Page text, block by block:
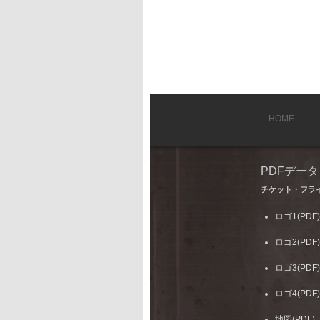
HOME
PDFデー
チケット・フラ
ロゴ1(PDF)
ロゴ2(PDF)
ロゴ3(PDF)
ロゴ4(PDF)